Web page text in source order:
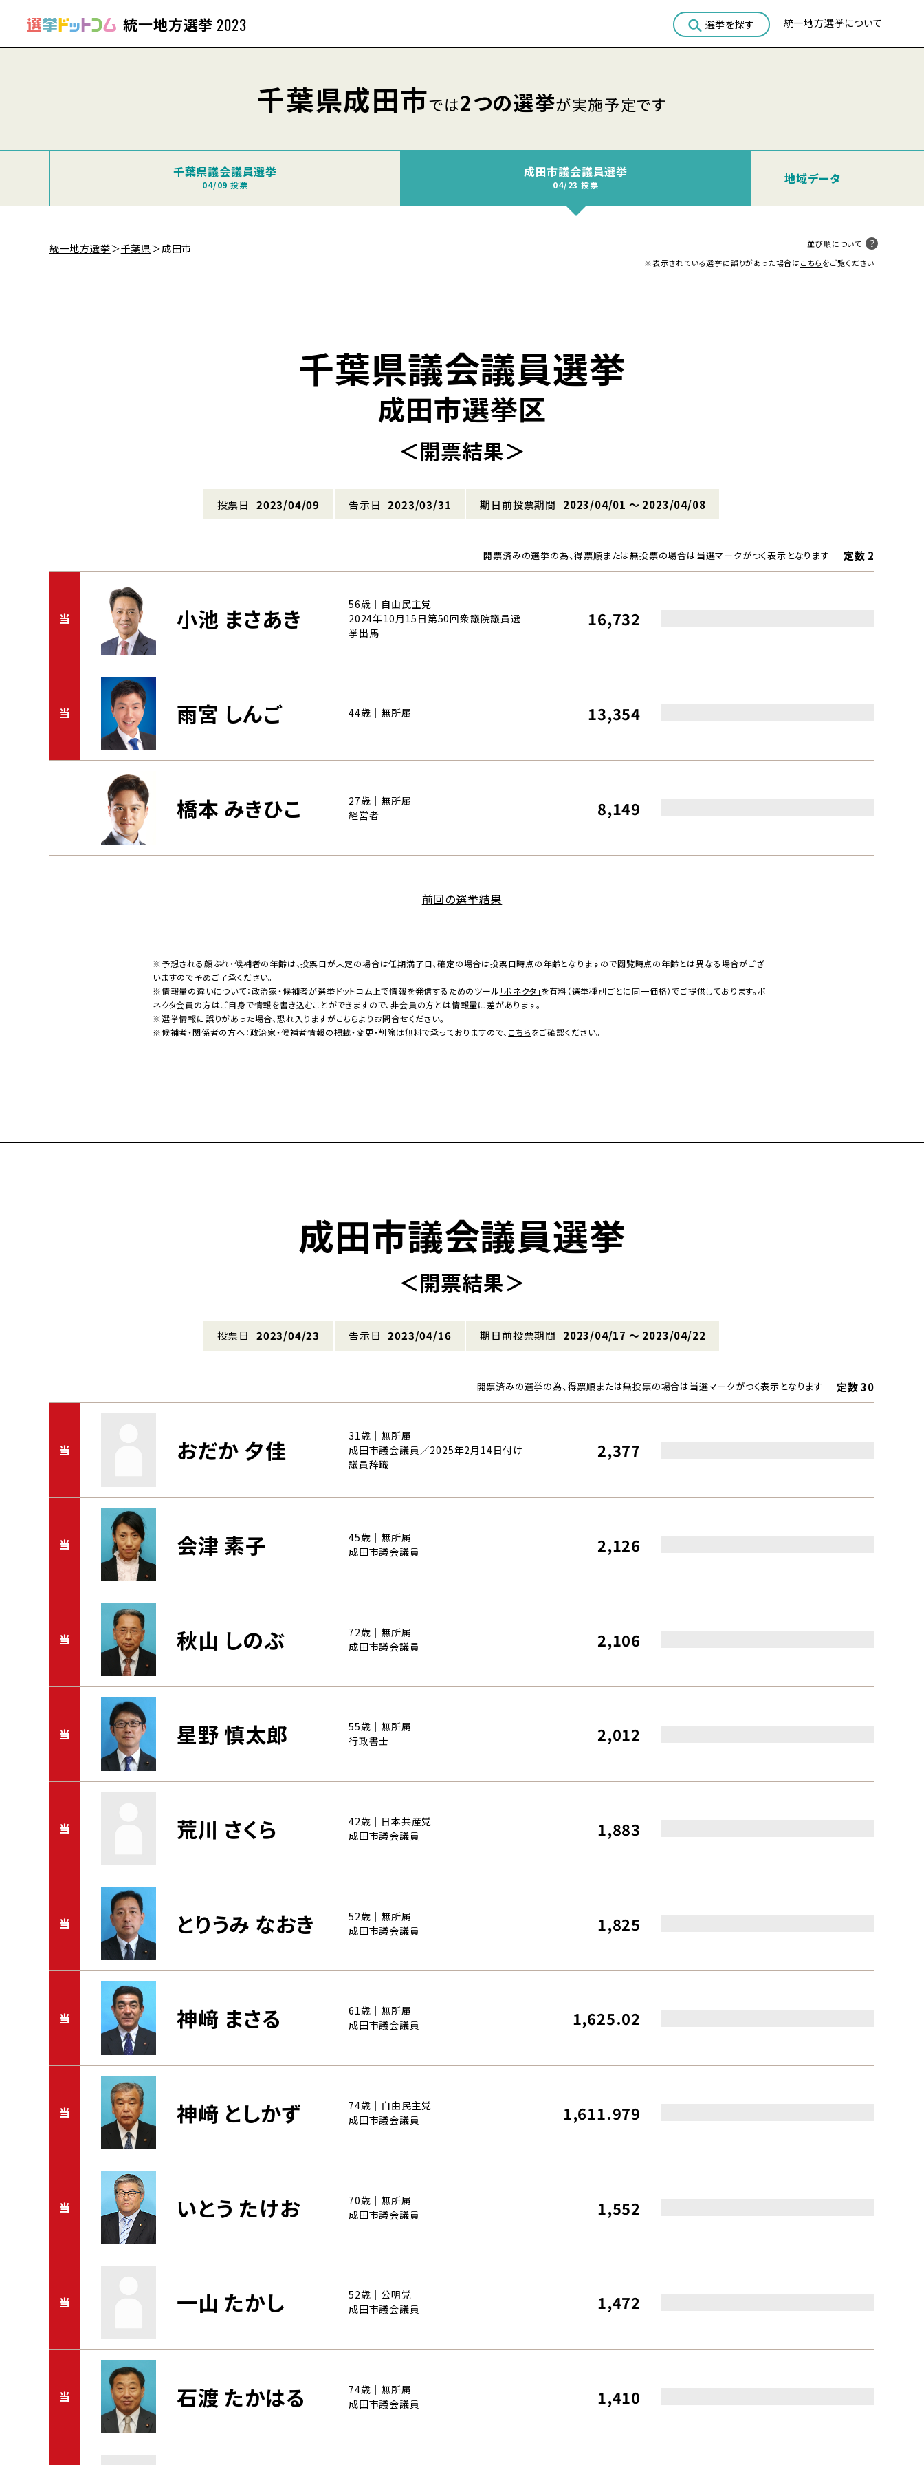
統一地方選挙 2023 選挙を探す 統一地方選挙について
千葉県成田市では2つの選挙が実施予定です
千葉県議会議員選挙
04/09 投票
成田市議会議員選挙
04/23 投票 地域データ
統一地方選挙＞千葉県＞成田市
並び順について
※表示されている選挙に誤りがあった場合はこちらをご覧ください
千葉県議会議員選挙
成田市選挙区
＜開票結果＞
投票日 2023/04/09 告示日 2023/03/31 期日前投票期間 2023/04/01 〜 2023/04/08
開票済みの選挙の為、得票順または無投票の場合は当選マークがつく表示となります 定数 2
当 小池 まさあき
56歳｜自由民主党
2024年10月15日第50回衆議院議員選
挙出馬
16,732
当 雨宮 しんご 44歳｜無所属 13,354
橋本 みきひこ
27歳｜無所属
経営者
8,149
前回の選挙結果
※予想される顔ぶれ・候補者の年齢は、投票日が未定の場合は任期満了日、確定の場合は投票日時点の年齢となりますので閲覧時点の年齢とは異なる場合がござ
いますので予めご了承ください。
※情報量の違いについて：政治家・候補者が選挙ドットコム上で情報を発信するためのツール 「ボネクタ」を有料（選挙種別ごとに同一価格）でご提供しております。ボ
ネクタ会員の方はご自身で情報を書き込むことができますので、非会員の方とは情報量に差があります。
※選挙情報に誤りがあった場合、恐れ入りますがこちらよりお問合せください。
※候補者・関係者の方へ：政治家・候補者情報の掲載・変更・削除は無料で承っておりますので、 こちらをご確認ください。
成田市議会議員選挙
＜開票結果＞
投票日 2023/04/23 告示日 2023/04/16 期日前投票期間 2023/04/17 〜 2023/04/22
開票済みの選挙の為、得票順または無投票の場合は当選マークがつく表示となります 定数 30
当 おだか 夕佳
31歳｜無所属
成田市議会議員／2025年2月14日付け
議員辞職
2,377
当 会津 素子
45歳｜無所属
成田市議会議員
2,126
当 秋山 しのぶ
72歳｜無所属
成田市議会議員
2,106
当 星野 慎太郎
55歳｜無所属
行政書士
2,012
当 荒川 さくら
42歳｜日本共産党
成田市議会議員
1,883
当 とりうみ なおき
52歳｜無所属
成田市議会議員
1,825
当 神﨑 まさる
61歳｜無所属
成田市議会議員
1,625.02
当 神﨑 としかず
74歳｜自由民主党
成田市議会議員
1,611.979
当 いとう たけお
70歳｜無所属
成田市議会議員
1,552
当 一山 たかし
52歳｜公明党
成田市議会議員
1,472
当 石渡 たかはる
74歳｜無所属
成田市議会議員
1,410